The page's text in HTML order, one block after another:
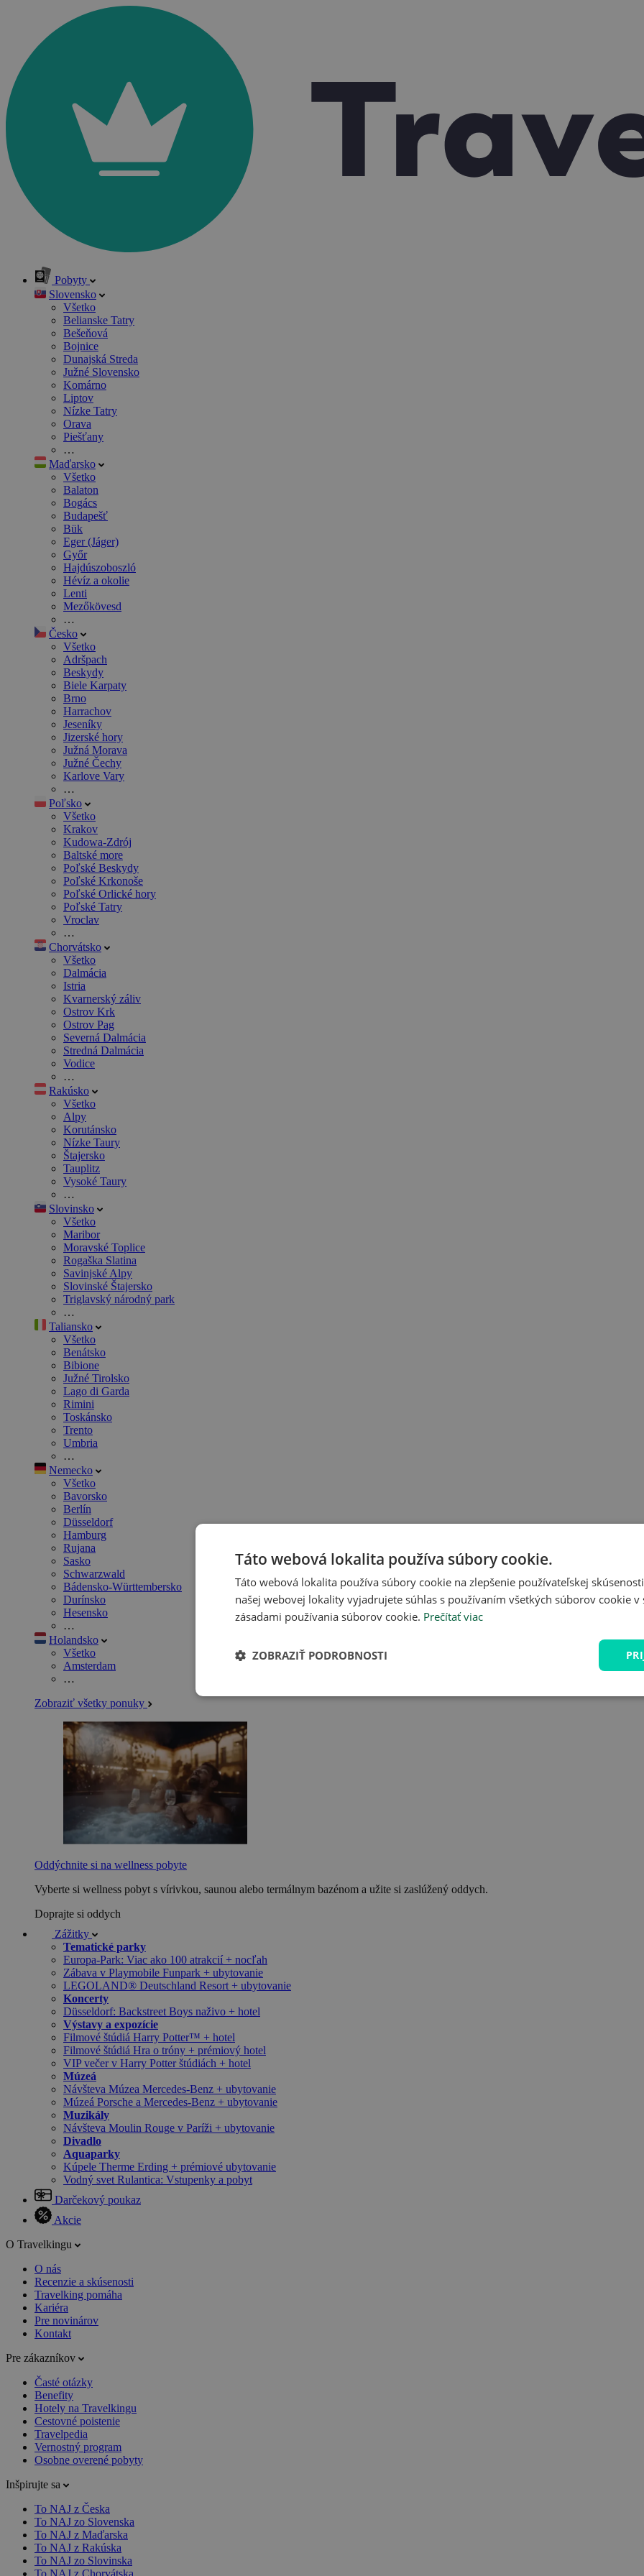
Pobyty
Slovensko
Všetko
Belianske Tatry
Bešeňová
Bojnice
Dunajská Streda
Južné Slovensko
Komárno
Liptov
Nízke Tatry
Orava
Piešťany
…
Maďarsko
Všetko
Balaton
Bogács
Budapešť
Bük
Eger (Jáger)
Győr
Hajdúszoboszló
Hévíz a okolie
Lenti
Mezőkövesd
…
Česko
Všetko
Adršpach
Beskydy
Biele Karpaty
Brno
Harrachov
Jeseníky
Jizerské hory
Južná Morava
Južné Čechy
Karlove Vary
…
Poľsko
Všetko
Krakov
Kudowa-Zdrój
Baltské more
Poľské Beskydy
Poľské Krkonoše
Poľské Orlické hory
Poľské Tatry
Vroclav
…
Chorvátsko
Všetko
Dalmácia
Istria
Kvarnerský záliv
Ostrov Krk
Ostrov Pag
Severná Dalmácia
Stredná Dalmácia
Vodice
…
Rakúsko
Všetko
Alpy
Korutánsko
Nízke Taury
Štajersko
Tauplitz
Vysoké Taury
…
Slovinsko
Všetko
Maribor
Moravské Toplice
Rogaška Slatina
Savinjské Alpy
Slovinské Štajersko
Triglavský národný park
…
Taliansko
Všetko
Benátsko
Bibione
Južné Tirolsko
Lago di Garda
Rimini
Toskánsko
Trento
Umbria
…
Nemecko
Všetko
Bavorsko
Berlín
Düsseldorf
Hamburg
Rujana
Sasko
Schwarzwald
Bádensko-Württembersko
Durínsko
Hesensko
…
Holandsko
Všetko
Amsterdam
…
Zobraziť všetky ponuky
Oddýchnite si na wellness pobyte
Vyberte si wellness pobyt s vírivkou, saunou alebo termálnym bazénom a užite si zaslúžený oddych.
Doprajte si oddych
Zážitky
Tematické parky
Europa-Park: Viac ako 100 atrakcií + nocľah
Zábava v Playmobile Funpark + ubytovanie
LEGOLAND® Deutschland Resort + ubytovanie
Koncerty
Düsseldorf: Backstreet Boys naživo + hotel
Výstavy a expozície
Filmové štúdiá Harry Potter™ + hotel
Filmové štúdiá Hra o tróny + prémiový hotel
VIP večer v Harry Potter štúdiách + hotel
Múzeá
Návšteva Múzea Mercedes-Benz + ubytovanie
Múzeá Porsche a Mercedes-Benz + ubytovanie
Muzikály
Návšteva Moulin Rouge v Paríži + ubytovanie
Divadlo
Aquaparky
Kúpele Therme Erding + prémiové ubytovanie
Vodný svet Rulantica: Vstupenky a pobyt
Darčekový poukaz
Akcie
O Travelkingu
O nás
Recenzie a skúsenosti
Travelking pomáha
Kariéra
Pre novinárov
Kontakt
Pre zákazníkov
Časté otázky
Benefity
Hotely na Travelkingu
Cestovné poistenie
Travelpedia
Vernostný program
Osobne overené pobyty
Inšpirujte sa
To NAJ z Česka
To NAJ zo Slovenska
To NAJ z Maďarska
To NAJ z Rakúska
To NAJ zo Slovinska
To NAJ z Chorvátska
Táto webová lokalita používa súbory cookie.
Táto webová lokalita používa súbory cookie na zlepšenie používateľskej
našej webovej lokality vyjadrujete súhlas s používaním všetkých súborov cookie v
zásadami používania súborov cookie. Prečítať viac
ZOBRAZIŤ PODROBNOSTI